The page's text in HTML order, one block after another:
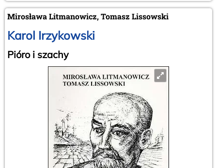
Mirosława Litmanowicz, Tomasz Lissowski
Karol Irzykowski
Pióro i szachy